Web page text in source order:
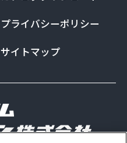
プライバシーポリシー
サイトマップ